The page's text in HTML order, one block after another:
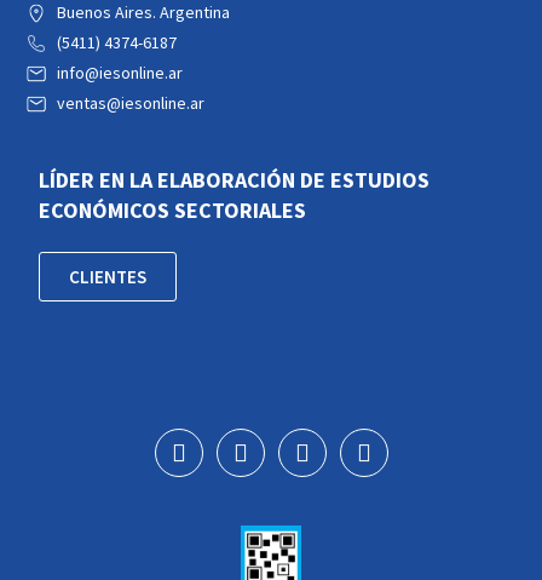
Buenos Aires. Argentina
(5411) 4374-6187
info@iesonline.ar
ventas@iesonline.ar
LÍDER EN LA ELABORACIÓN DE ESTUDIOS
ECONÓMICOS SECTORIALES
CLIENTES